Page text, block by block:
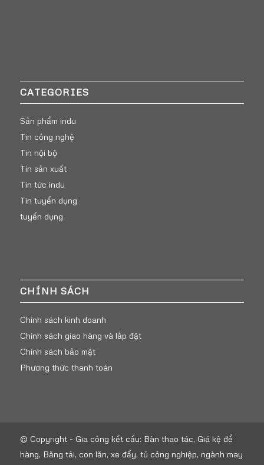
CATEGORIES
Sản phẩm indu
Tin công nghệ
Tin nội bộ
Tin sản xuất
Tin tức indu
Tin tuyển dụng
tuyển dụng
CHÍNH SÁCH
Chính sách kinh doanh
Chính sách giao hàng và lắp đặt
Chính sách bảo mật
Phương thức thanh toán
© Copyright - Gia công kết cấu: Bàn thao tác, Giá kệ để
hàng, Băng tải, con lăn, xe đẩy, tủ công nghiệp, ngành may